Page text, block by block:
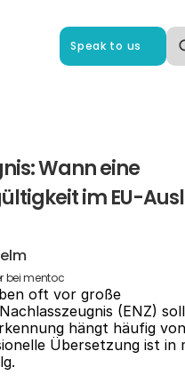
Speak to us
Wann eine
im EU-
bei mentoc
oft vor große
(ENZ)
hängt häufig
Übersetzung ist in